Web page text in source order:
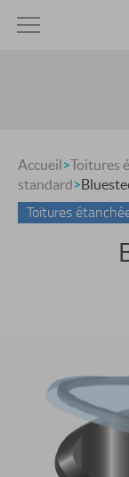
Accueil>Toitures
standard>
Toitures